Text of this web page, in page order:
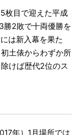
枚目で迎えた平成
勝2敗で十両優勝を
は新入幕を果た
土俵からわずか所
けば歴代2位のス
年）1月場所では